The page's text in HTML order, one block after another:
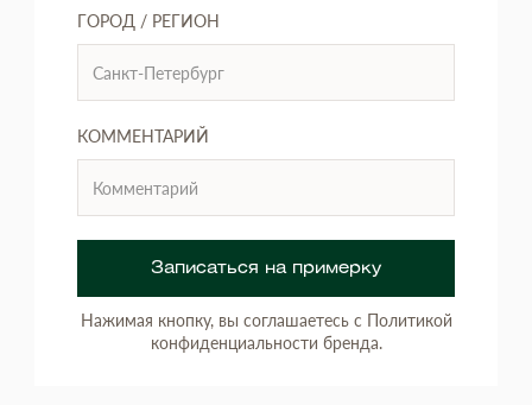
ГОРОД / РЕГИОН
КОММЕНТАРИЙ
Записаться на примерку
Нажимая кнопку, вы соглашаетесь с Политикой
конфиденциальности бренда.